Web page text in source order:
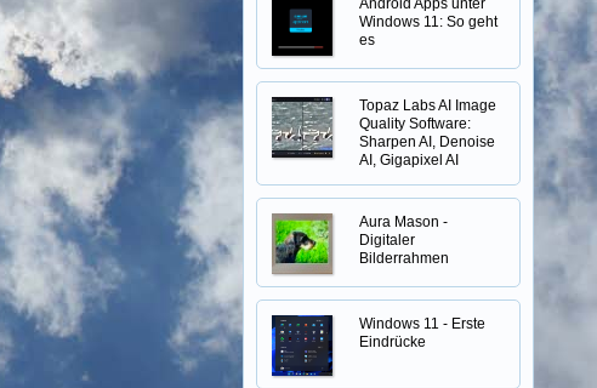
Android Apps unter
Windows 11: So geht
es
Topaz Labs AI Image
Quality Software:
Sharpen AI, Denoise
AI, Gigapixel AI
Aura Mason -
Digitaler
Bilderrahmen
Windows 11 - Erste
Eindrücke